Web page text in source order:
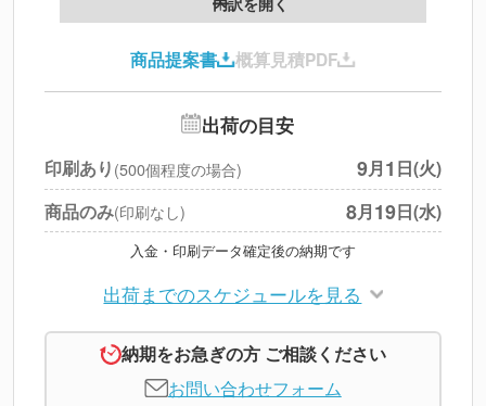
印刷代
北海道・沖縄・離島 別途
円
※上記小計は税別です
商品提案書 概算見積PDF
出荷の目安
印刷あり (500個程度の場合) 9月1 日(火)
商品のみ(印刷なし) 8月19日(水)
入金・印刷データ確定後の納期です
出荷までのスケジュールを見る
納期をお急ぎの方 ご相談ください
お問い合わせフォーム